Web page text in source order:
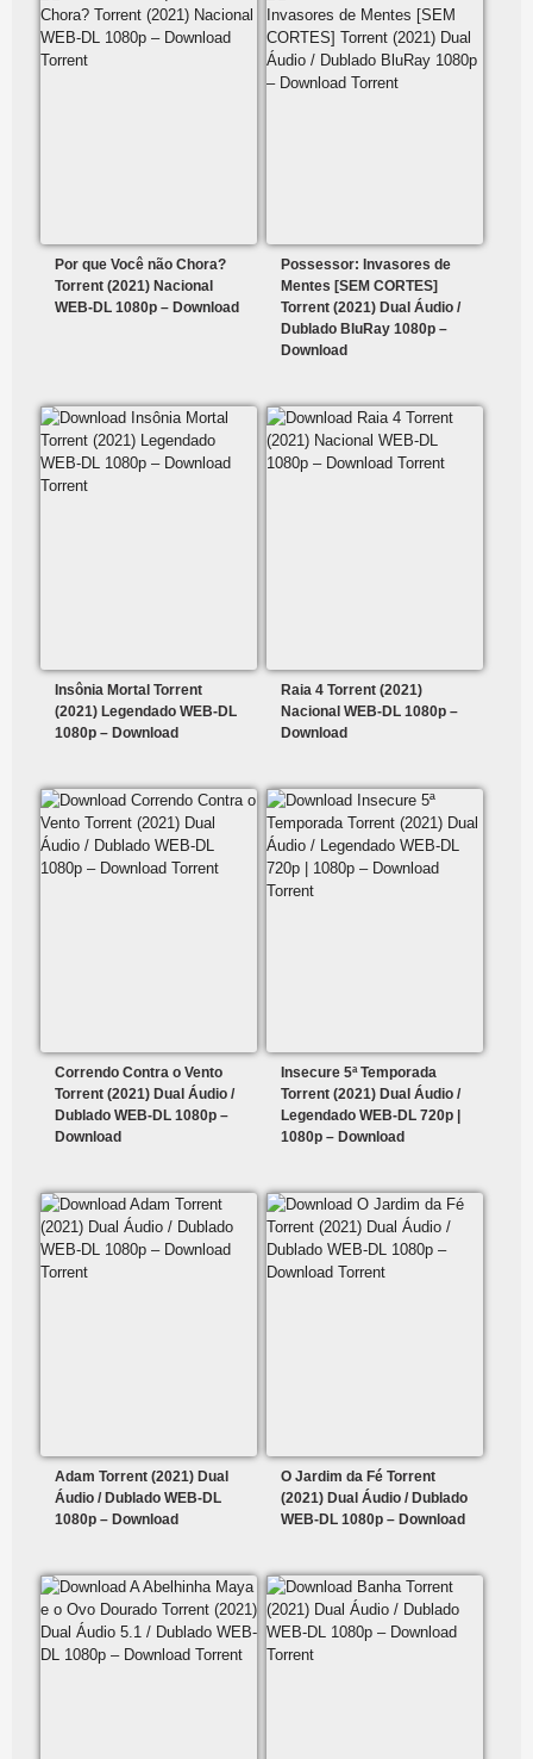
Por que Você não Chora?
Torrent (2021) Nacional
WEB-DL 1080p – Download
Possessor: Invasores de
Mentes [SEM CORTES]
Torrent (2021) Dual Áudio /
Dublado BluRay 1080p –
Download
Insônia Mortal Torrent
(2021) Legendado WEB-DL
1080p – Download
Raia 4 Torrent (2021)
Nacional WEB-DL 1080p –
Download
Correndo Contra o Vento
Torrent (2021) Dual Áudio /
Dublado WEB-DL 1080p –
Download
Insecure 5ª Temporada
Torrent (2021) Dual Áudio /
Legendado WEB-DL 720p |
1080p – Download
Adam Torrent (2021) Dual
Áudio / Dublado WEB-DL
1080p – Download
O Jardim da Fé Torrent
(2021) Dual Áudio / Dublado
WEB-DL 1080p – Download